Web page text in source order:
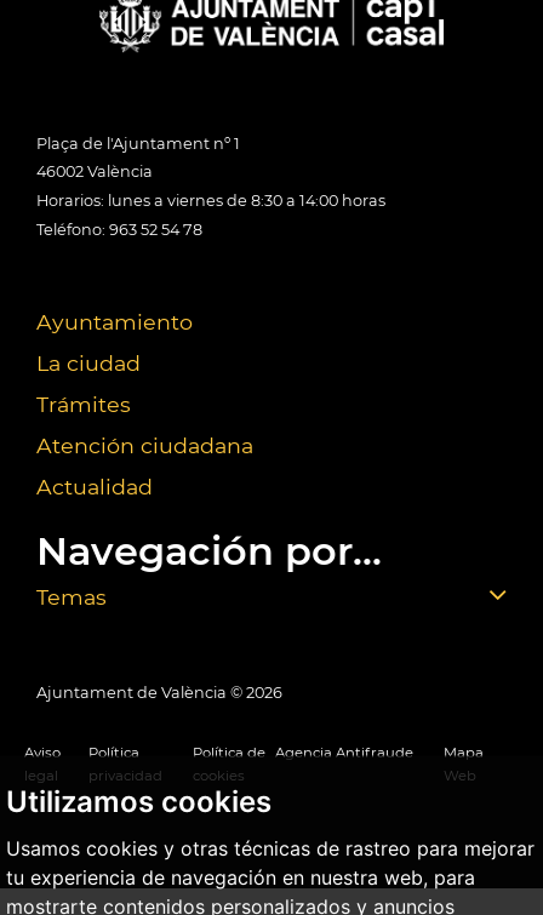
Utilizamos cookies
Usamos cookies y otras técnicas de rastreo para mejorar
tu experiencia de navegación en nuestra web, para
mostrarte contenidos personalizados y anuncios
Plaça de l'Ajuntament nº 1
46002 València
Horarios: lunes a viernes de 8:30 a 14:00 horas
Teléfono: 963 52 54 78
Ayuntamiento
La ciudad
Trámites
Atención ciudadana
Actualidad
Navegación por...
Temas
Ajuntament de València © 2026
Aviso
legal
Política
privacidad
Política de
cookies
Agencia Antifraude
Mapa
Web